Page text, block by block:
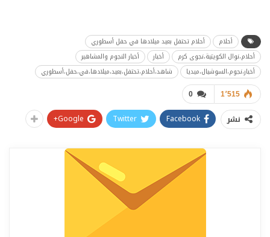
أحلام
أحلام تحتفل بعيد ميلادها في حفل أسطوري
أحلام،نوال الكويتية،نجوى كرم
أخبار
أخبار النجوم والمشاهير
أخبار،نجوم،السوشيال،ميديا
شاهد،أحلام،تحتفل،بعيد،ميلادها،في،حفل،أسطوري
0 1٬515
نشر Facebook
Twitter
Google+